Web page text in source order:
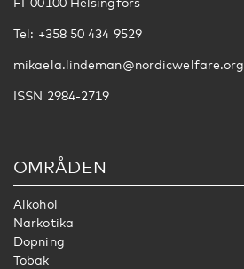
Tel: +358 50 434 9529
mikaela.lindeman@nordicwelfare.org
ISSN 2984-2719
OMRÅDEN
Alkohol
Narkotika
Dopning
Tobak